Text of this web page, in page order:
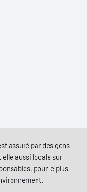
assuré par des gens
elle aussi locale sur
pour le plus